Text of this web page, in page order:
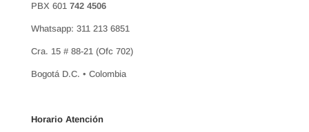
PBX 601 742 4506
Whatsapp: 311 213 6851
Cra. 15 # 88-21 (Ofc 702)
Bogotá D.C. • Colombia
Horario Atención